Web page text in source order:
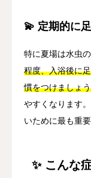
💫 定期的に
特に夏場は水虫
程度、入浴後に
慣をつけましょ
やすくなります
いために最も重
✨ こんな